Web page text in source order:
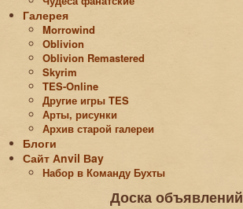
Галерея
Morrowind
Oblivion
Oblivion Remastered
Skyrim
TES-Online
Другие игры TES
Арты, рисунки
Архив старой галереи
Блоги
Сайт Аnvil Вay
Набор в Команду Бухты
Доска объявлений